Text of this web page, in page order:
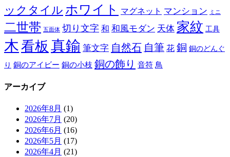
ックタイル ホワイト マグネット マンション ミニ
二世帯 五面体 切り文字 和 和風モダン 天体 家紋 工具
木看板 真鍮 筆文字 自然石 自筆 花 銅 銅のどんぐ
り 銅のアイビー 銅の小枝 銅の飾り 音符 鳥
アーカイブ
2026年8月 (1)
2026年7月 (20)
2026年6月 (16)
2026年5月 (17)
2026年4月 (21)